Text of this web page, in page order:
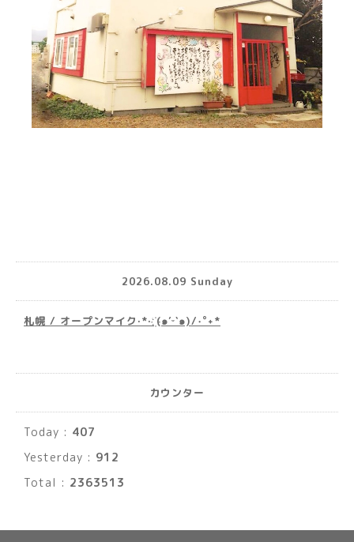
2026.08.09 Sunday
札幌 / オープンマイク·*· ҉(๑′ᵕ‵๑)/‧˚︎˖*
カウンター
Today : 407
Yesterday : 912
Total : 2363513